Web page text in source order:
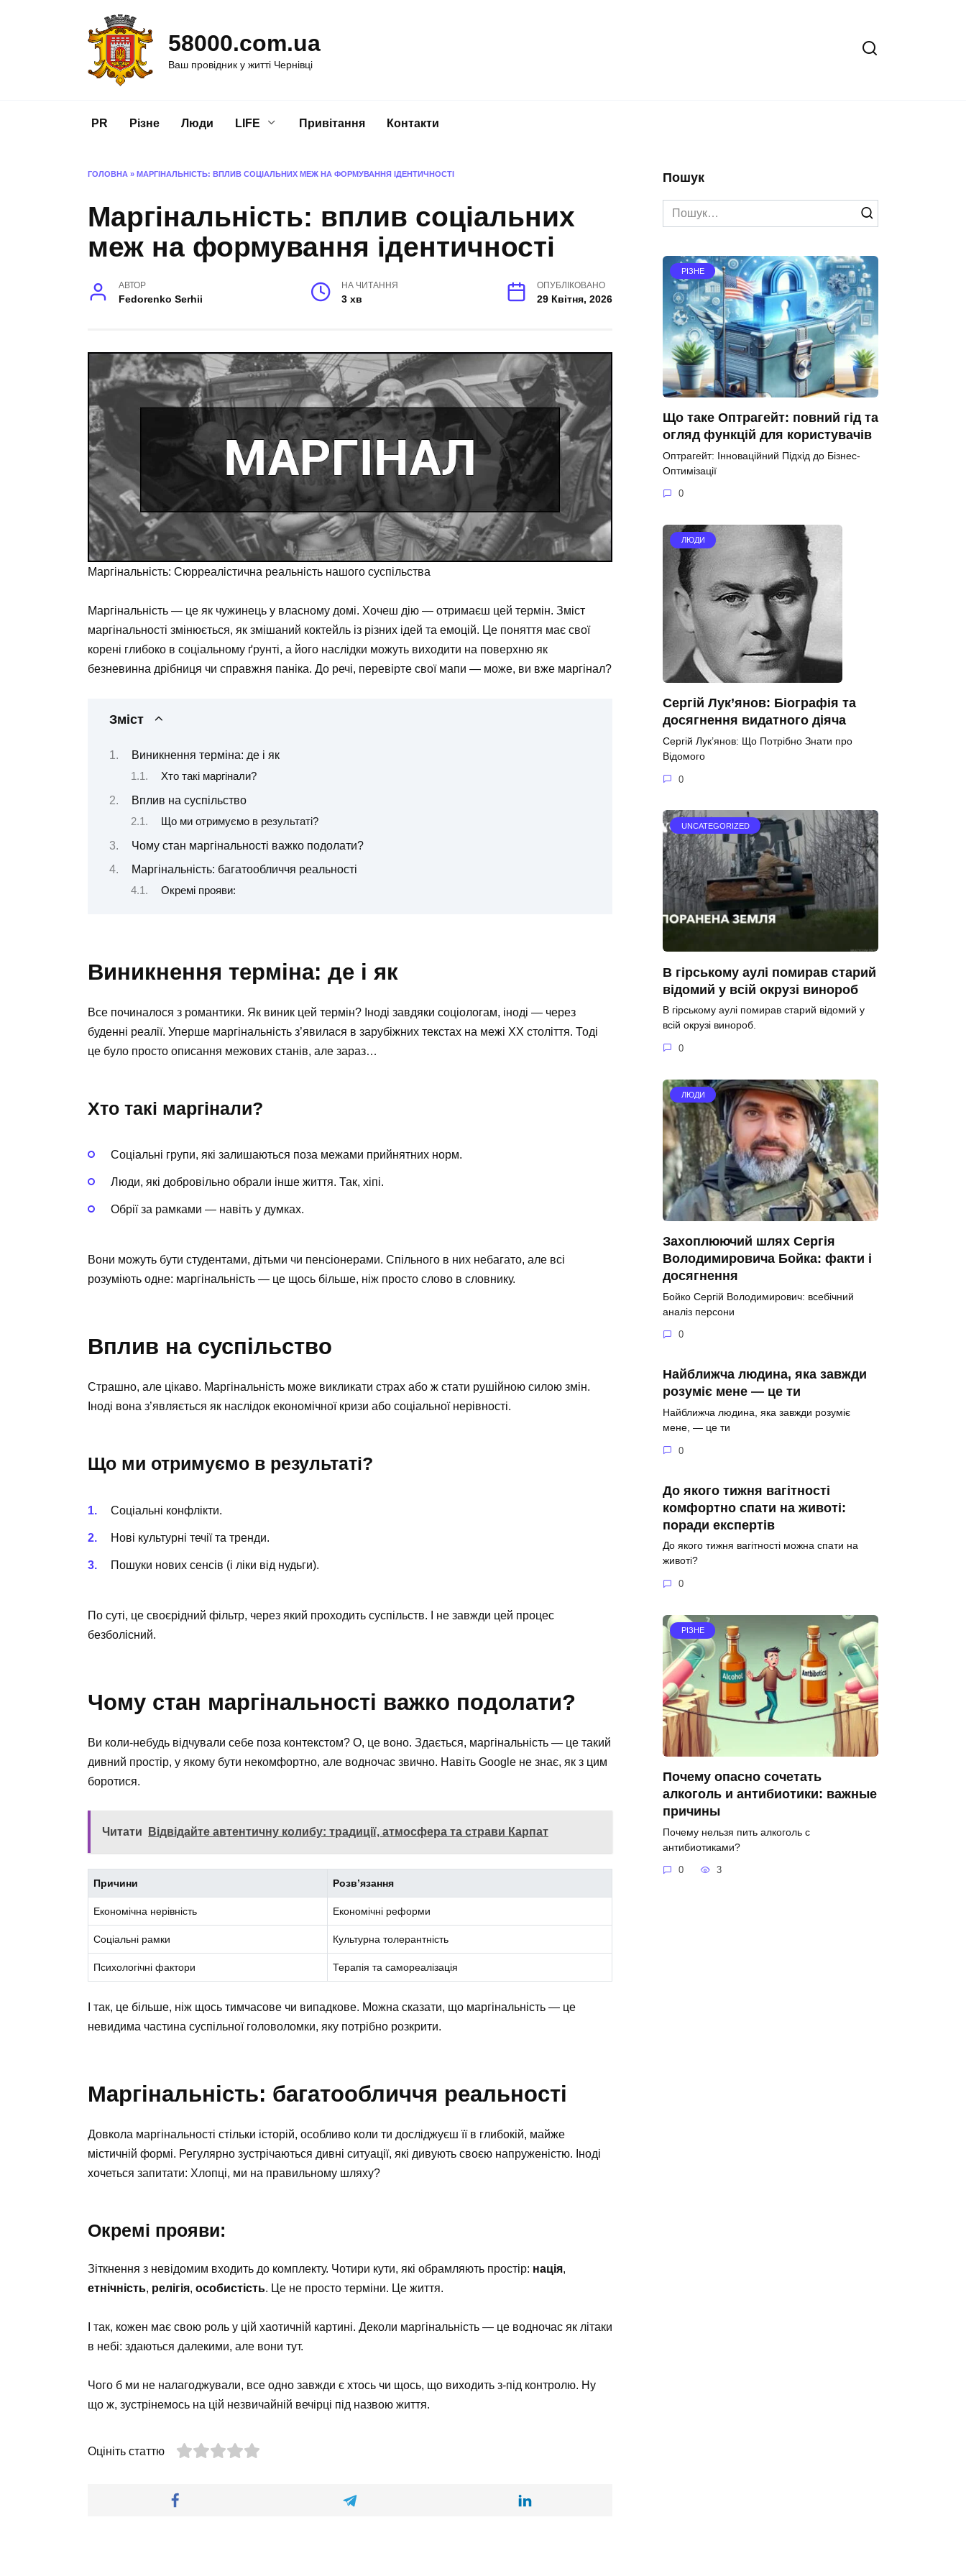
58000.com.ua
Ваш провідник у житті Чернівці
PR Різне Люди LIFE Привітання Контакти
ГОЛОВНА » МАРГІНАЛЬНІСТЬ: ВПЛИВ СОЦІАЛЬНИХ МЕЖ НА ФОРМУВАННЯ ІДЕНТИЧНОСТІ
Маргінальність: вплив соціальних
меж на формування ідентичності
АВТОР
Fedorenko Serhii
НА ЧИТАННЯ
3 хв
ОПУБЛІКОВАНО
29 Квітня, 2026
Маргінальність: Сюрреалістична реальність нашого суспільства
Маргінальність — це як чужинець у власному домі. Хочеш дію — отримаєш цей термін. Зміст
маргінальності змінюється, як змішаний коктейль із різних ідей та емоцій. Це поняття має свої
корені глибоко в соціальному ґрунті, а його наслідки можуть виходити на поверхню як
безневинна дрібниця чи справжня паніка. До речі, перевірте свої мапи — може, ви вже маргінал?
Зміст
Виникнення терміна: де і як
Хто такі маргінали?
Вплив на суспільство
Що ми отримуємо в результаті?
Чому стан маргінальності важко подолати?
Маргінальність: багатообличчя реальності
Окремі прояви:
Виникнення терміна: де і як
Все починалося з романтики. Як виник цей термін? Іноді завдяки соціологам, іноді — через
буденні реалії. Уперше маргінальність з’явилася в зарубіжних текстах на межі XX століття. Тоді
це було просто описання межових станів, але зараз…
Хто такі маргінали?
Соціальні групи, які залишаються поза межами прийнятних норм.
Люди, які добровільно обрали інше життя. Так, хіпі.
Обрії за рамками — навіть у думках.
Вони можуть бути студентами, дітьми чи пенсіонерами. Спільного в них небагато, але всі
розуміють одне: маргінальність — це щось більше, ніж просто слово в словнику.
Вплив на суспільство
Страшно, але цікаво. Маргінальність може викликати страх або ж стати рушійною силою змін.
Іноді вона з’являється як наслідок економічної кризи або соціальної нерівності.
Що ми отримуємо в результаті?
Соціальні конфлікти.
Нові культурні течії та тренди.
Пошуки нових сенсів (і ліки від нудьги).
По суті, це своєрідний фільтр, через який проходить суспільств. І не завжди цей процес
безболісний.
Чому стан маргінальності важко подолати?
Ви коли-небудь відчували себе поза контекстом? О, це воно. Здається, маргінальність — це такий
дивний простір, у якому бути некомфортно, але водночас звично. Навіть Google не знає, як з цим
боротися.
Читати Відвідайте автентичну колибу: традиції, атмосфера та страви Карпат
Причини Розв’язання
Економічна нерівність Економічні реформи
Соціальні рамки Культурна толерантність
Психологічні фактори Терапія та самореалізація
І так, це більше, ніж щось тимчасове чи випадкове. Можна сказати, що маргінальність — це
невидима частина суспільної головоломки, яку потрібно розкрити.
Маргінальність: багатообличчя реальності
Довкола маргінальності стільки історій, особливо коли ти досліджуєш її в глибокій, майже
містичній формі. Регулярно зустрічаються дивні ситуації, які дивують своєю напруженістю. Іноді
хочеться запитати: Хлопці, ми на правильному шляху?
Окремі прояви:
Зіткнення з невідомим входить до комплекту. Чотири кути, які обрамляють простір: нація,
етнічність, релігія, особистість. Це не просто терміни. Це життя.
І так, кожен має свою роль у цій хаотичній картині. Деколи маргінальність — це водночас як літаки
в небі: здаються далекими, але вони тут.
Чого б ми не налагоджували, все одно завжди є хтось чи щось, що виходить з-під контролю. Ну
що ж, зустрінемось на цій незвичайній вечірці під назвою життя.
Оцініть статтю
Пошук
Search
for:
РІЗНЕ
Що таке Оптрагейт: повний гід та
огляд функцій для користувачів
Оптрагейт: Інноваційний Підхід до Бізнес-
Оптимізації
0
ЛЮДИ
Сергій Лук’янов: Біографія та
досягнення видатного діяча
Сергій Лук’янов: Що Потрібно Знати про
Відомого
0
UNCATEGORIZED
В гірському аулі помирав старий
відомий у всій окрузі винороб
В гірському аулі помирав старий відомий у
всій окрузі винороб.
0
ЛЮДИ
Захоплюючий шлях Сергія
Володимировича Бойка: факти і
досягнення
Бойко Сергій Володимирович: всебічний
аналіз персони
0
Найближча людина, яка завжди
розуміє мене — це ти
Найближча людина, яка завжди розуміє
мене, — це ти
0
До якого тижня вагітності
комфортно спати на животі:
поради експертів
До якого тижня вагітності можна спати на
животі?
0
РІЗНЕ
Почему опасно сочетать
алкоголь и антибиотики: важные
причины
Почему нельзя пить алкоголь с
антибиотиками?
0 3